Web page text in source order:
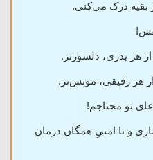
بقیه درک می‌کنی.
هر پدری، دلسوزتر.
از هر رفیقی، مونس‌تر.
تو محتاجم!
و نا امنیِ همگان درمان